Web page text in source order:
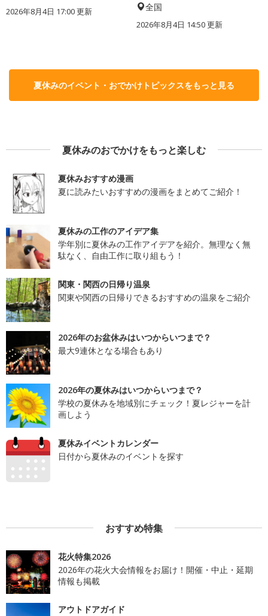
2026年8月4日 17:00更新 全国
2026年8月4日 14:50更新
夏休みのイベント・おでかけトピックスをもっと見る
夏休みのおでかけをもっと楽しむ
夏休みおすすめ漫画
夏に読みたいおすすめの漫画をまとめてご紹介！
夏休みの工作のアイデア集
学年別に夏休みの工作アイデアを紹介。無理なく無
駄なく、自由工作に取り組もう！
関東・関西の日帰り温泉
関東や関西の日帰りできるおすすめの温泉をご紹介
2026年のお盆休みはいつからいつまで？
最大9連休となる場合もあり
2026年の夏休みはいつからいつまで？
学校の夏休みを地域別にチェック！夏レジャーを計
画しよう
夏休みイベントカレンダー
日付から夏休みのイベントを探す
おすすめ特集
花火特集2026
2026年の花火大会情報をお届け！開催・中止・延期
情報も掲載
アウトドアガイド